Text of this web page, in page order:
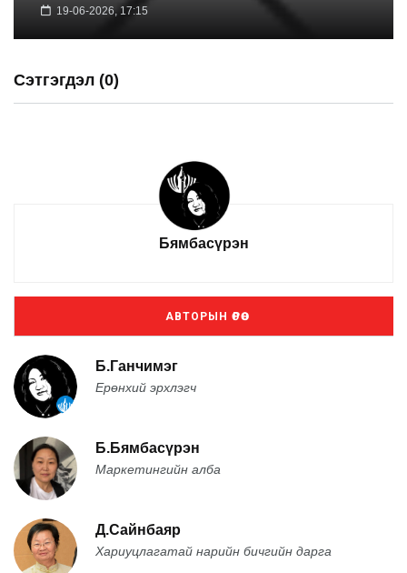
19-06-2026, 17:15
Сэтгэгдэл (0)
Бямбасүрэн
АВТОРЫН ӨРӨӨ
Б.Ганчимэг
Ерөнхий эрхлэгч
Б.Бямбасүрэн
Маркетингийн алба
Д.Сайнбаяр
Хариуцлагатай нарийн бичгийн дарга